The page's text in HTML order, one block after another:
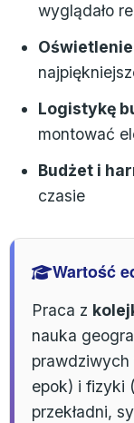
wyglądało
Logistykę
montować
Budżet i
czasie
Wartość
Praca z
nauka
prawdziwych
epok) i fizyki
przekładni,